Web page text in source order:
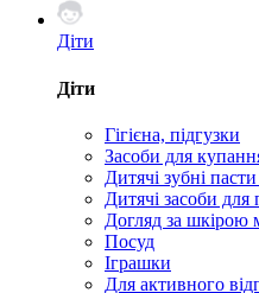
Діти
Діти
Гігієна, підгузки
Засоби для
Дитячі зубні
Дитячі засоби
Догляд за шкірою
Посуд
Іграшки
Для активного